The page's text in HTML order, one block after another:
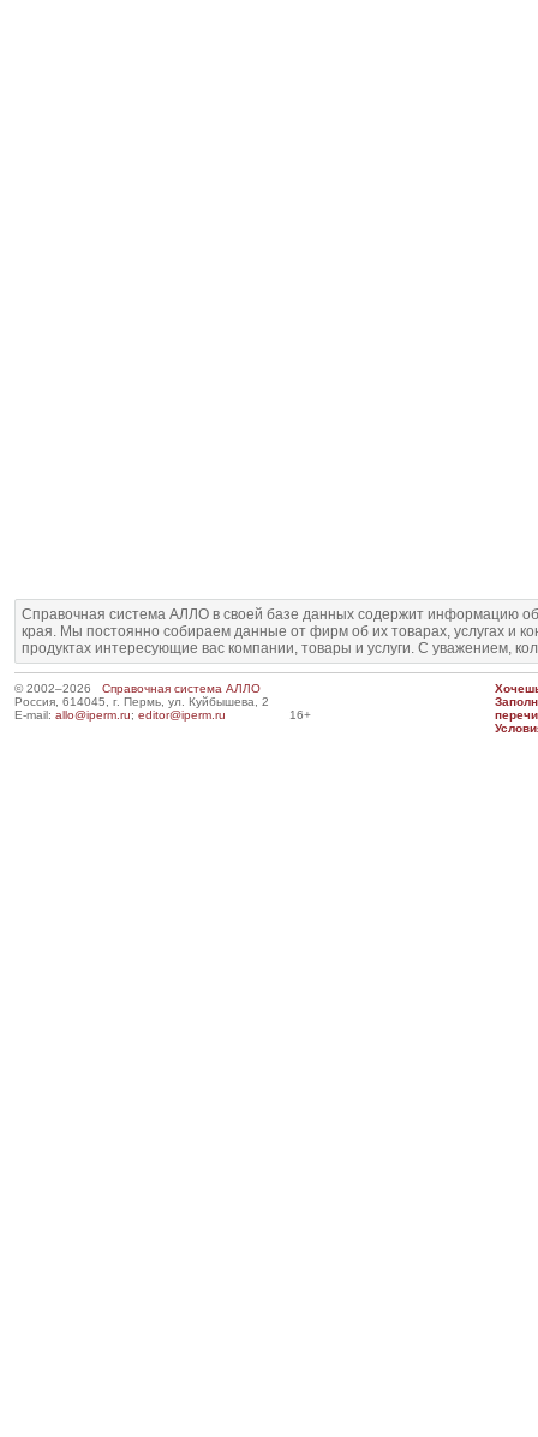
Справочная система АЛЛО в своей базе данных содержит информацию
края. Мы постоянно собираем данные от фирм об их товарах, услугах и
продуктах интересующие вас компании, товары и услуги. С уважением,
© 2002–2026 Справочная система АЛЛО
Россия, 614045, г. Пермь, ул. Куйбышева, 2
E-mail: allo@iperm.ru; editor@iperm.ru 16+